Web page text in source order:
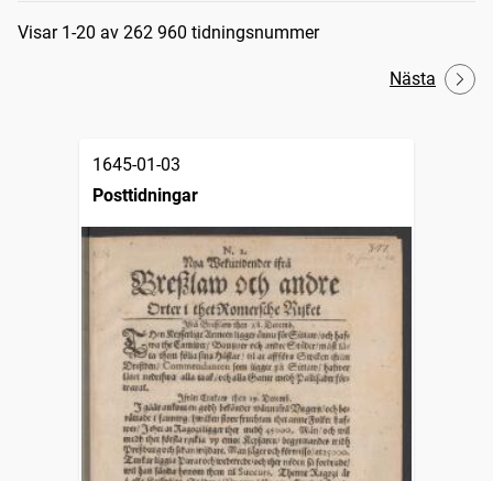
Sökresultat
Visar 1-20 av 262 960 tidningsnummer
Nästa
1645-01-03
Posttidningar